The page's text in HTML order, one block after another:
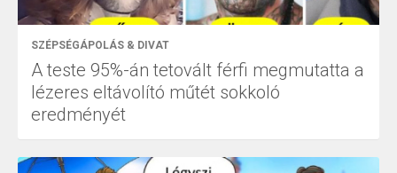
SZÉPSÉGÁPOLÁS & DIVAT
A teste 95%-án tetovált férfi megmutatta a
lézeres eltávolító műtét sokkoló
eredményét